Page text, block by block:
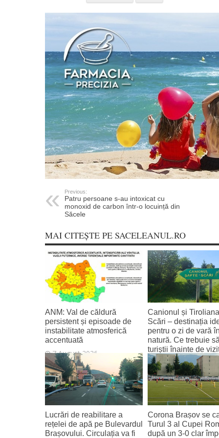
Previous:
Patru persoane s-au intoxicat cu
monoxid de carbon într-o locuință din
Săcele
MAI CITEȘTE PE SACELEANUL.RO
ANM: Val de căldură
persistent și episoade de
instabilitate atmosferică
accentuată
7 August 2026
Canionul și
Scări – destinația
pentru o zi de vară
natură. Ce trebuie
turiștii înainte de
7 August 2026
Lucrări de reabilitare a
rețelei de apă pe Bulevardul
Brașovului. Circulația va fi
Corona Brașov se
Turul 3 al Cupei
după un 3-0 clar